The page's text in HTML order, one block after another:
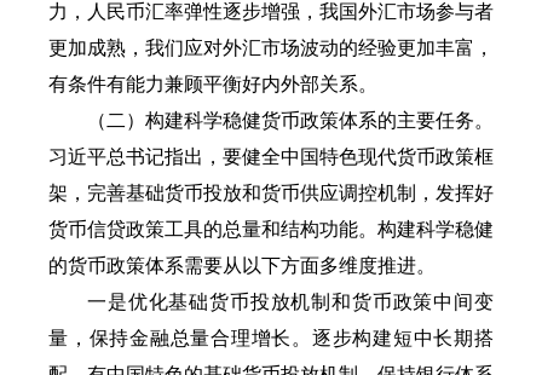
力，人民币汇率弹性逐步增强，我国外汇市场参与者
更加成熟，我们应对外汇市场波动的经验更加丰富，
有条件有能力兼顾平衡好内外部关系。
（二）构建科学稳健货币政策体系的主要任务。
习近平总书记指出，要健全中国特色现代货币政策框
架，完善基础货币投放和货币供应调控机制，发挥好
货币信贷政策工具的总量和结构功能。构建科学稳健
的货币政策体系需要从以下方面多维度推进。
一是优化基础货币投放机制和货币政策中间变
量，保持金融总量合理增长。逐步构建短中长期搭